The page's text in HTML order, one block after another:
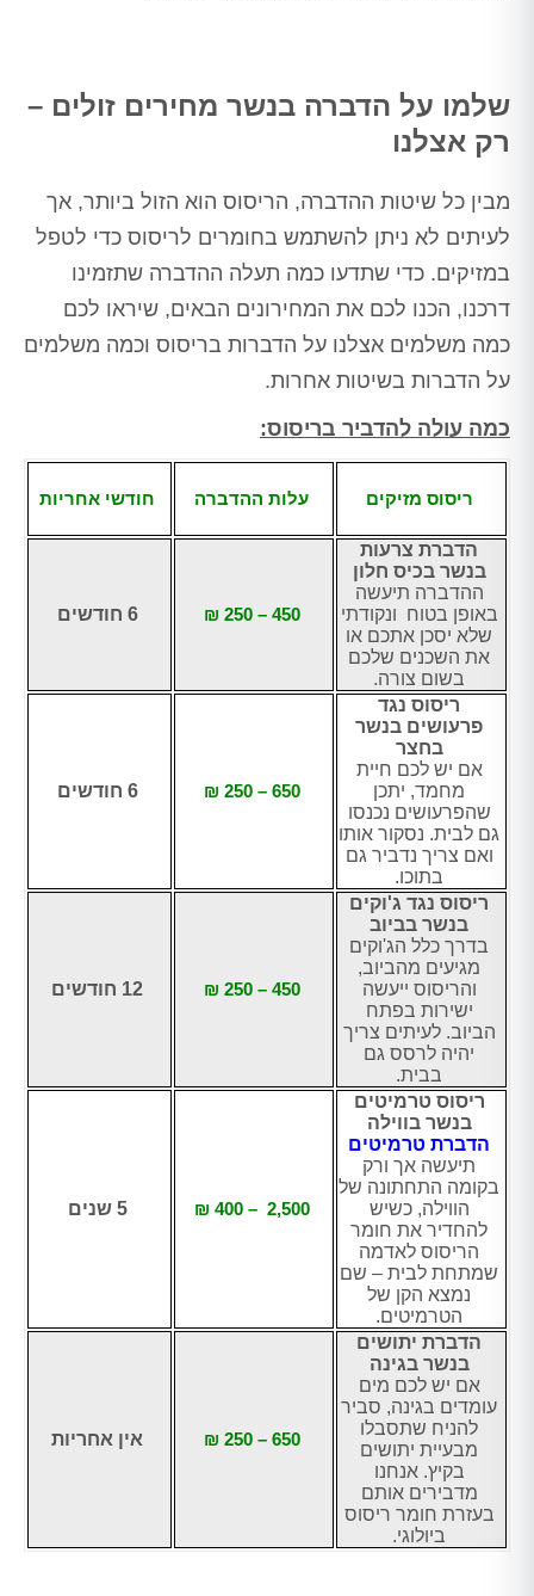
שלמו על הדברה בנשר מחירים זולים –
רק אצלנו
מבין כל שיטות ההדברה, הריסוס הוא הזול ביותר, אך
לעיתים לא ניתן להשתמש בחומרים לריסוס כדי לטפל
במזיקים. כדי שתדעו כמה תעלה ההדברה שתזמינו
דרכנו, הכנו לכם את המחירונים הבאים, שיראו לכם
כמה משלמים אצלנו על הדברות בריסוס וכמה משלמים
על הדברות בשיטות אחרות.
כמה עולה להדביר בריסוס:
ריסוס מזיקים עלות ההדברה חודשי אחריות
הדברת צרעות
בנשר בכיס חלון
ההדברה תיעשה
באופן בטוח ונקודתי
שלא יסכן אתכם או
את השכנים שלכם
בשום צורה.
450 – 250 ₪ 6 חודשים
ריסוס נגד
פרעושים בנשר
בחצר
אם יש לכם חיית
מחמד, יתכן
שהפרעושים נכנסו
גם לבית. נסקור אותו
ואם צריך נדביר גם
בתוכו.
650 – 250 ₪ 6 חודשים
ריסוס נגד ג'וקים
בנשר בביוב
בדרך כלל הג'וקים
מגיעים מהביוב,
והריסוס ייעשה
ישירות בפתח
הביוב. לעיתים צריך
יהיה לרסס גם
בבית.
450 – 250 ₪ 12 חודשים
ריסוס טרמיטים
בנשר בווילה
הדברת טרמיטים
תיעשה אך ורק
בקומה התחתונה של
הווילה, כשיש
להחדיר את חומר
הריסוס לאדמה
שמתחת לבית – שם
נמצא הקן של
הטרמיטים.
2,500 – 400 ₪ 5 שנים
הדברת יתושים
בנשר בגינה
אם יש לכם מים
עומדים בגינה, סביר
להניח שתסבלו
מבעיית יתושים
בקיץ. אנחנו
מדבירים אותם
בעזרת חומר ריסוס
ביולוגי.
650 – 250 ₪ אין אחריות